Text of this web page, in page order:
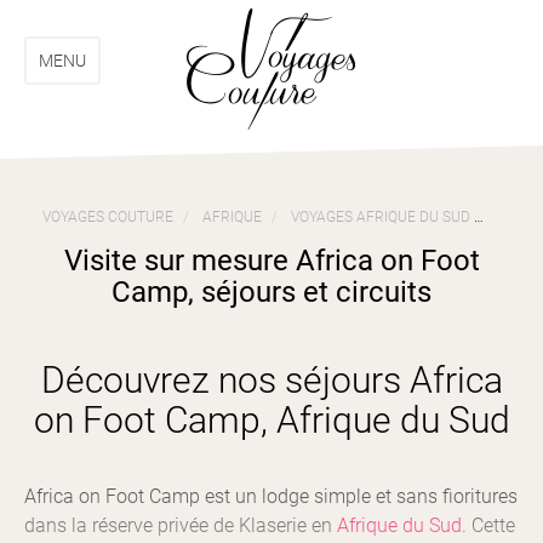
menu
contenuMENU
VOYAGES COUTURE AFRIQUE VOYAGES AFRIQUE DU SUD
Visite sur mesure Africa on Foot
Camp, séjours et circuits
Découvrez nos séjours Africa
on Foot Camp, Afrique du Sud
Africa on Foot Camp est un lodge simple et sans fioritures
dans la réserve privée de Klaserie en Afrique du Sud. Cette